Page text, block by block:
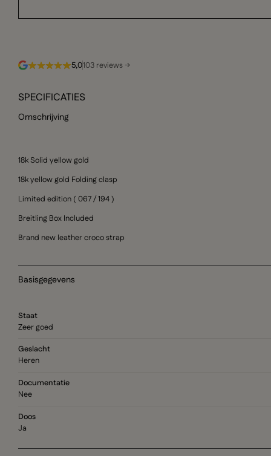
5,0103 reviews →
SPECIFICATIES
Omschrijving
18k Solid yellow gold
18k yellow gold Folding clasp
Limited edition ( 067 / 194 )
Breitling Box Included
Brand new leather croco strap
Basisgegevens
Staat
Zeer goed
Geslacht
Heren
Documentatie
Nee
Doos
Ja